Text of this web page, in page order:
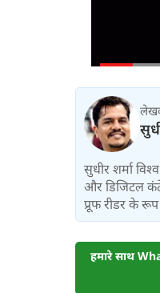
सुधीर शर्मा
और डिजिटल
प्रूफ रीडर के
हमारे साथ